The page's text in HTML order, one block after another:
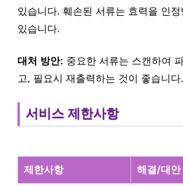
있습니다. 훼손된 서류는 효력을 인
있습니다.
대처 방안: 중요한 서류는 스캔하여
고, 필요시 재출력하는 것이 좋습니다.
서비스 제한사항
제한사항 해결/대안